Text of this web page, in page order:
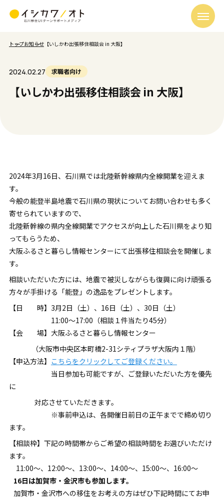
トップお知らせ【いしかわ出張移住相談会 in 大阪】
2024.02.27 求職者向け
【いしかわ出張移住相談会 in 大阪】
2024年3月16日、石川県では北陸新幹線県内全線開業を迎えま
す。
今般の能登半島地震で石川県の現状についてお問い合わせも多く
寄せられていますので、
北陸新幹線の県内全線開業でアクセスが向上した石川県をより知
ってもらうため、
大阪ふるさと暮らし情報センターにて出張移住相談会を開催しま
す。
相談いただいた方には、地震で被災しながらも復興に向け頑張る
方々が手掛ける「能登」の逸品をプレゼントします。
【日 時】3月2日（土）、16日（土）、30日（土）
11:00～17:00（相談１件当たり45分）
【会 場】大阪ふるさと暮らし情報センター
（大阪市中央区本町橋2-31シティプラザ大阪内１階）
【申込方法】 こちらをクリックしてご登録ください。
当日参加も可能ですが、ご登録いただいた方を優先
に
対応させていただきます。
※事前申込は、各開催日前日の正午までで締め切り
ます。
【相談枠】下記の時間帯からご希望の相談時間をお選びいただけ
ます。
11:00～、12:00～、13:00～、14:00～、15:00～、16:00～
16日は加賀市・金沢市も参加します。
加賀市・金沢市への移住をお考えの方はぜひ下記時間にてお申